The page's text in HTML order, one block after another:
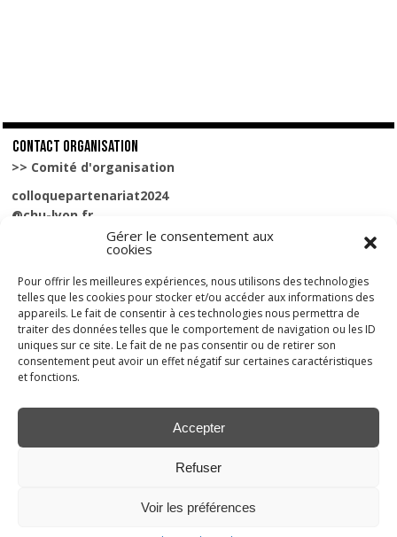
Gérer le consentement aux
cookies
Pour offrir les meilleures expériences, nous utilisons des technologies
telles que les cookies pour stocker et/ou accéder aux informations des
appareils. Le fait de consentir à ces technologies nous permettra de
traiter des données telles que le comportement de navigation ou les ID
uniques sur ce site. Le fait de ne pas consentir ou de retirer son
consentement peut avoir un effet négatif sur certaines caractéristiques
et fonctions.
Accepter
Refuser
Voir les préférences
CONTACT ORGANISATION
>> Comité d'organisation
colloquepartenariat2024
@chu-lyon.fr
Politiques de cookies
HÉRAL
13-17, rue de Pouy
75013 Paris
heral-pub.fr
GH3 FORMATION